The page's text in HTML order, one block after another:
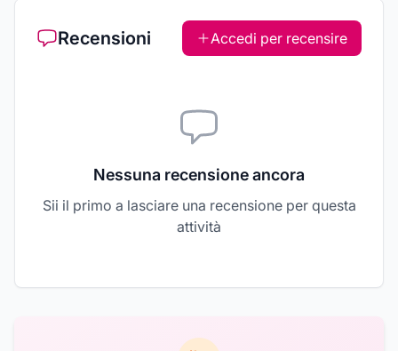
Recensioni Accedi per recensire
Nessuna recensione ancora
Sii il primo a lasciare una recensione per questa
attività